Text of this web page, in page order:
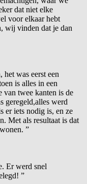
dat niet elke
voor elkaar hebt
wij vinden dat je dan
was eerst een
is alles in een
van twee kanten is de
geregeld,alles werd
er iets nodig is, en ze
Met als resultaat is dat
”
Er werd snel
”